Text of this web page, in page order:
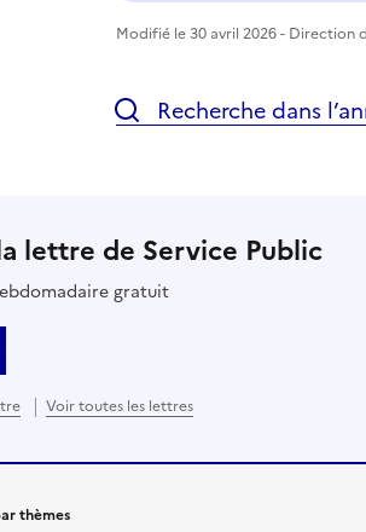
Modifié le 30 avril 2026 - Direction
Recherche dans
lettre de Service Public
gratuit
Voir toutes les lettres
thèmes